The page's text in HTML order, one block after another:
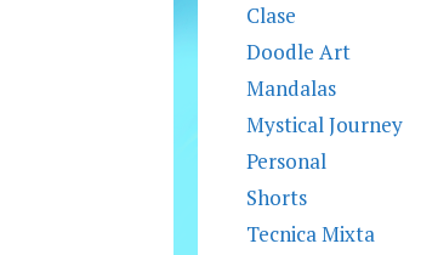
Clase
Doodle Art
Mandalas
Mystical Journey
Personal
Shorts
Tecnica Mixta